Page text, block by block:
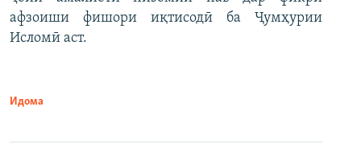
афзоиши фишори иқтисодӣ ба Ҷумҳурии
Исломӣ аст.
Идома